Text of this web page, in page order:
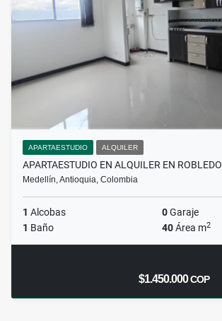
APARTAESTUDIO ALQUILER
APARTAESTUDIO EN ALQUILER EN ROBLEDO
Medellín, Antioquia, Colombia
1 Alcobas 0Garaje
1 Baño 40Área m2
$1.450.000COP